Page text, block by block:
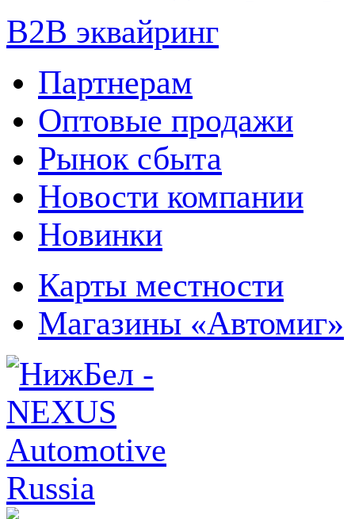
B2B эквайринг
Партнерам
Оптовые продажи
Рынок сбыта
Новости компании
Новинки
Карты местности
Магазины «Автомиг»